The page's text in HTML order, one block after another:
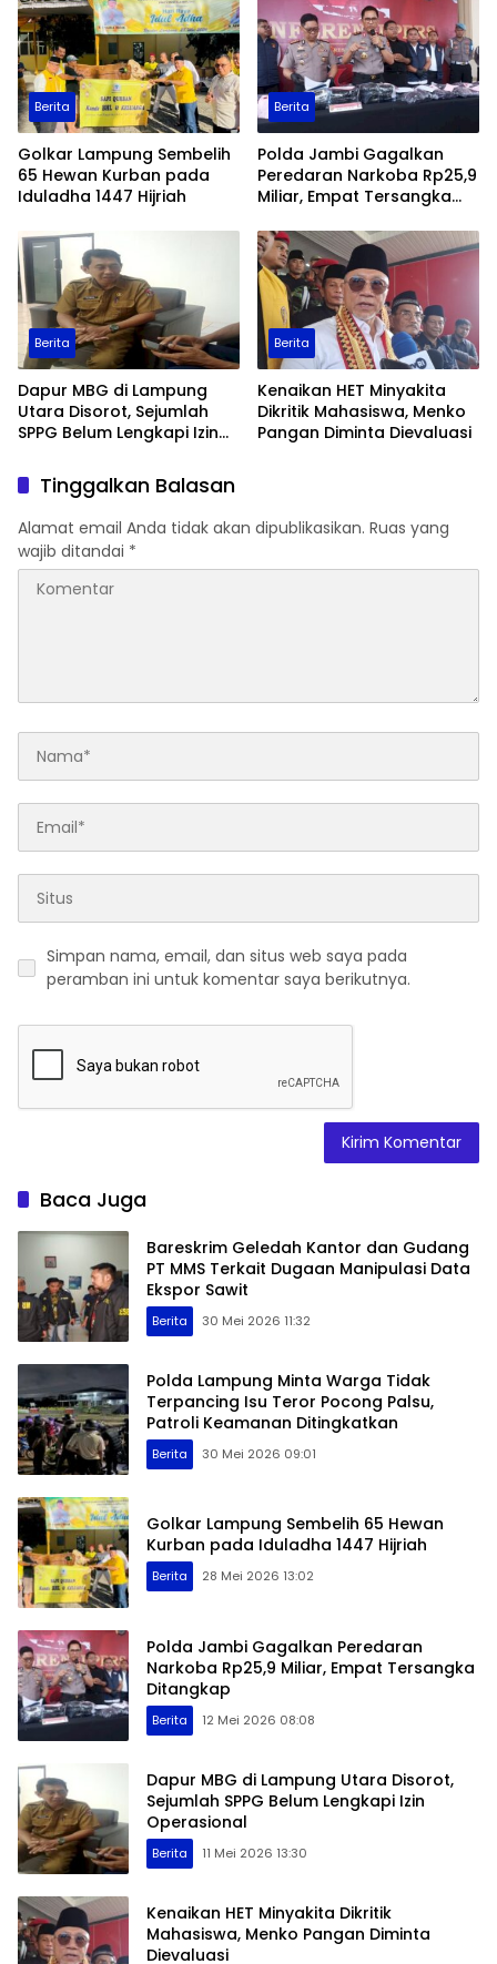
Berita
Golkar Lampung Sembelih
65 Hewan Kurban pada
Iduladha 1447 Hijriah
Berita
Polda Jambi Gagalkan
Peredaran Narkoba Rp25,9
Miliar, Empat Tersangka
Berita
Dapur MBG di Lampung
Utara Disorot, Sejumlah
SPPG Belum Lengkapi Izin
Berita
Kenaikan HET Minyakita
Dikritik Mahasiswa, Menko
Pangan Diminta Dievaluasi
Tinggalkan Balasan
Alamat email Anda tidak akan dipublikasikan. Ruas yang
wajib ditandai *
Simpan nama, email, dan situs web saya pada
peramban ini untuk komentar saya berikutnya.
Baca Juga
Bareskrim Geledah Kantor dan Gudang
PT MMS Terkait Dugaan Manipulasi Data
Ekspor Sawit
Berita 30 Mei 2026 11:32
Polda Lampung Minta Warga Tidak
Terpancing Isu Teror Pocong Palsu,
Patroli Keamanan Ditingkatkan
Berita 30 Mei 2026 09:01
Golkar Lampung Sembelih 65 Hewan
Kurban pada Iduladha 1447 Hijriah
Berita 28 Mei 2026 13:02
Polda Jambi Gagalkan Peredaran
Narkoba Rp25,9 Miliar, Empat Tersangka
Ditangkap
Berita 12 Mei 2026 08:08
Dapur MBG di Lampung Utara Disorot,
Sejumlah SPPG Belum Lengkapi Izin
Operasional
Berita 11 Mei 2026 13:30
Kenaikan HET Minyakita Dikritik
Mahasiswa, Menko Pangan Diminta
Dievaluasi